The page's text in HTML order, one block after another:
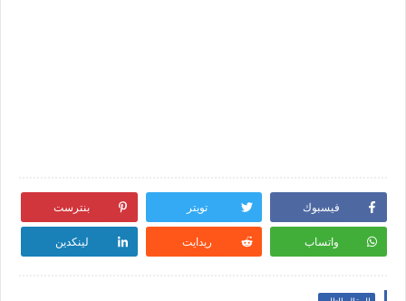
فيسبوك تويتر بنترست
واتساب ريدايت لينكدين